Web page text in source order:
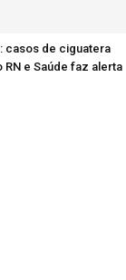
casos de ciguatera
RN e Saúde faz alerta